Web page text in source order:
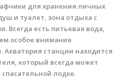
кайтсерфингу
скидок
Wing Foil
для хранения личных
и туалет, зона отдыха с
Всегда есть питьевая вода,
особое внимание
Акватория станции находится
который всегда может
лодке.